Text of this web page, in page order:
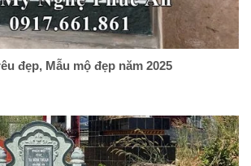
đẹp, Mẫu mộ đẹp năm 2025